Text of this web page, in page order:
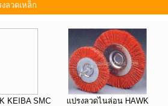
งลวดเหล็ก
KEIBA SMC
แปรงลวดไนล่อน HAWK